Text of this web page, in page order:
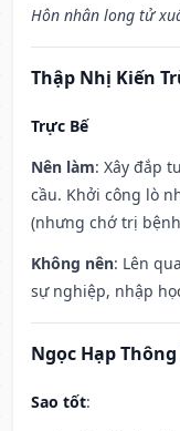
Hôn nhân long tử
Thập Nhị Kiến
Trực Bế
Nên làm: Xây đắp
cầu. Khởi công lò
(nhưng chớ trị
Không nên: Lên
sự nghiệp, nhập
Ngọc Hạp
Sao tốt: